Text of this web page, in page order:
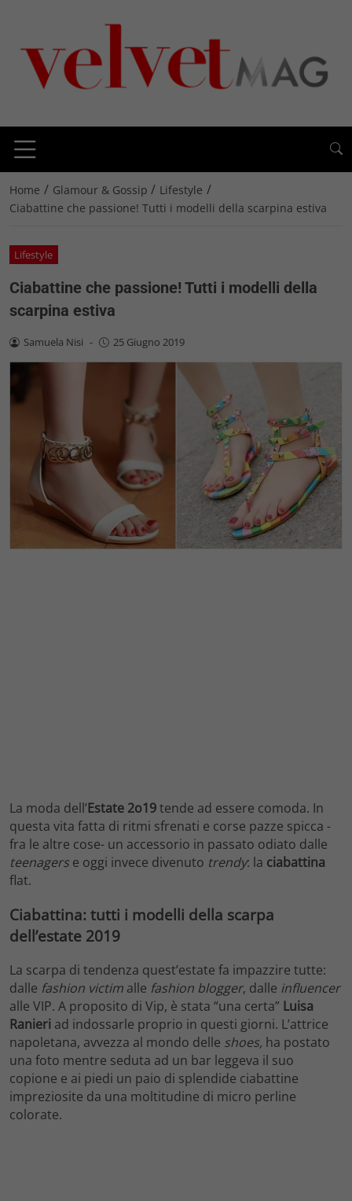
Home / Glamour & Gossip / Lifestyle /
Ciabattine che passione! Tutti i modelli della scarpina estiva
Lifestyle
Ciabattine che passione! Tutti i modelli della
scarpina estiva
Samuela Nisi - 25 Giugno 2019
La moda dell’Estate 2o19tende ad essere comoda. In
questa vita fatta di ritmi sfrenati e corse pazze spicca -
fra le altre cose- un accessorio in passato odiato dalle
teenagers e oggi invece divenuto trendy: la ciabattina
flat.
Ciabattina: tutti i modelli della scarpa
dell’estate 2019
La scarpa di tendenza quest’estate fa impazzire tutte:
dalle fashion victim alle fashion blogger, dalle influencer
alle VIP. A proposito di Vip, è stata “una certa” Luisa
Ranieri ad indossarle proprio in questi giorni. L’attrice
napoletana, avvezza al mondo delle shoes, ha postato
una foto mentre seduta ad un bar leggeva il suo
copione e ai piedi un paio di splendide ciabattine
impreziosite da una moltitudine di micro perline
colorate.